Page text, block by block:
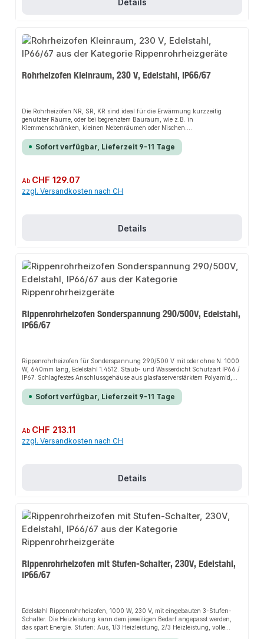
Details
Rohrheizofen Kleinraum, 230 V, Edelstahl, IP66/67
Die Rohrheizöfen NR, SR, KR sind ideal für die Erwärmung kurzzeitig
genutzter Räume, oder bei begrenztem Bauraum, wie z.B. in
Klemmenschränken, kleinen Nebenräumen oder Nischen.
genau wie die Automatikausführung mit Thermostat.Die Installation nicht-
steckerfertiger Geräte ist vom jeweiligen Netzbetreiber oder von einem
Sofort verfügbar, Lieferzeit 9-11 Tage
Regulärer Preis:
Ab CHF 129.07
zzgl. Versandkosten nach CH
Details
Rippenrohrheizofen Sonderspannung 290/500V, Edelstahl,
IP66/67
Rippenrohrheizofen für Sonderspannung 290/500 V mit oder ohne N. 1000
W, 640mm lang, Edelstahl 1.4512. Staub- und Wasserdicht Schutzart IP66 /
IP67. Schlagfestes Anschlussgehäuse aus glasfaserverstärktem Polyamid,
Kabelverschraubung M20.Die Installation nicht-steckerfertiger Geräte ist
vom jeweiligen Netzbetreiber oder von einem eingetragenen Fachbetrieb
Sofort verfügbar, Lieferzeit 9-11 Tage
Regulärer Preis:
Ab CHF 213.11
zzgl. Versandkosten nach CH
Details
Rippenrohrheizofen mit Stufen-Schalter, 230V, Edelstahl,
IP66/67
Edelstahl Rippenrohrheizofen, 1000 W, 230 V, mit eingebauten 3-Stufen-
Schalter. Die Heizleistung kann dem jeweiligen Bedarf angepasst werden,
das spart Energie. Stufen: Aus, 1/3 Heizleistung, 2/3 Heizleistung, volle